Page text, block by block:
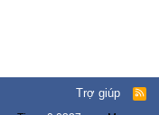
Trợ giúp
R